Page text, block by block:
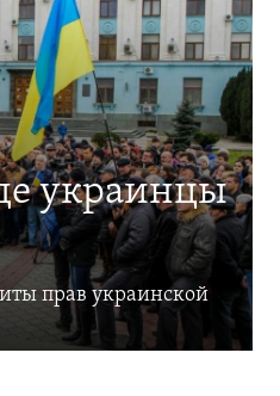
украинцы
прав украинской